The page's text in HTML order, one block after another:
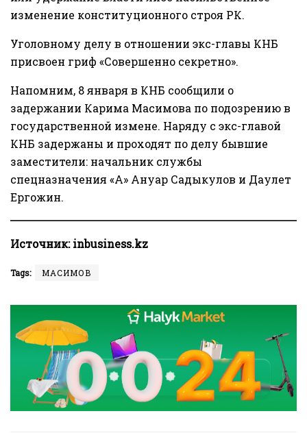
изменение конституционного строя РК.
Уголовному делу в отношении экс-главы КНБ
присвоен гриф «Совершенно секретно».
Напомним, 8 января в КНБ сообщили о
задержании Карима Масимова по подозрению в
государственной измене. Наряду с экс-главой
КНБ задержаны и проходят по делу бывшие
заместители: начальник службы
спецназначения «А» Ануар Садыкулов и Даулет
Ергожин.
Источник:inbusiness.kz
Tags: МАСИМОВ